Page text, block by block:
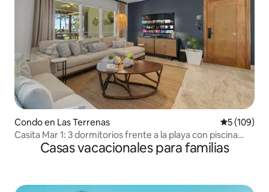
Condo en Las Terrenas
5 (109)
Casita Mar 1: 3 dormitorios frente a la playa con piscina
privada/barbacoa
Casas vacacionales para familias